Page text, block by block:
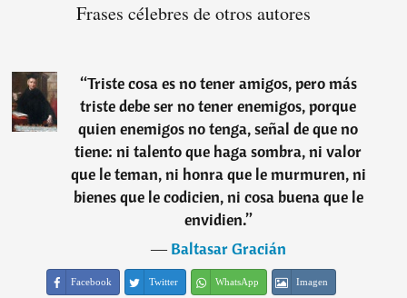
Frases célebres de otros autores
“Triste cosa es no tener amigos, pero más
triste debe ser no tener enemigos, porque
quien enemigos no tenga, señal de que no
tiene: ni talento que haga sombra, ni valor
que le teman, ni honra que le murmuren, ni
bienes que le codicien, ni cosa buena que le
envidien.”
―Baltasar Gracián
Facebook Twitter WhatsApp Imagen